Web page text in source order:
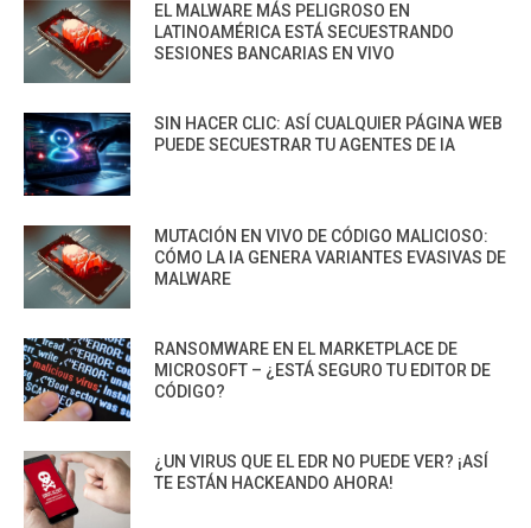
EL MALWARE MÁS PELIGROSO EN
LATINOAMÉRICA ESTÁ SECUESTRANDO
SESIONES BANCARIAS EN VIVO
SIN HACER CLIC: ASÍ CUALQUIER PÁGINA WEB
PUEDE SECUESTRAR TU AGENTES DE IA
MUTACIÓN EN VIVO DE CÓDIGO MALICIOSO:
CÓMO LA IA GENERA VARIANTES EVASIVAS DE
MALWARE
RANSOMWARE EN EL MARKETPLACE DE
MICROSOFT – ¿ESTÁ SEGURO TU EDITOR DE
CÓDIGO?
¿UN VIRUS QUE EL EDR NO PUEDE VER? ¡ASÍ
TE ESTÁN HACKEANDO AHORA!